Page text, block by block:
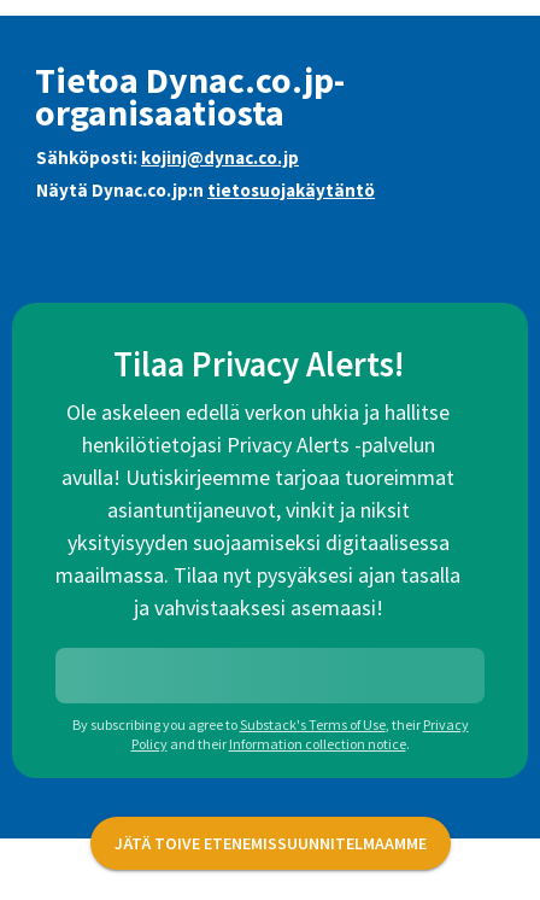
Tietoa Dynac.co.jp-
organisaatiosta
Sähköposti: kojinj@dynac.co.jp
Näytä Dynac.co.jp:n tietosuojakäytäntö
Tilaa Privacy Alerts!
Ole askeleen edellä verkon uhkia ja hallitse
henkilötietojasi Privacy Alerts -palvelun
avulla! Uutiskirjeemme tarjoaa tuoreimmat
asiantuntijaneuvot, vinkit ja niksit
yksityisyyden suojaamiseksi digitaalisessa
maailmassa. Tilaa nyt pysyäksesi ajan tasalla
ja vahvistaaksesi asemaasi!
By subscribing you agree toSubstack's Terms of Use, their Privacy
Policy and their Information collection notice.
JÄTÄ TOIVE ETENEMISSUUNNITELMAAMME